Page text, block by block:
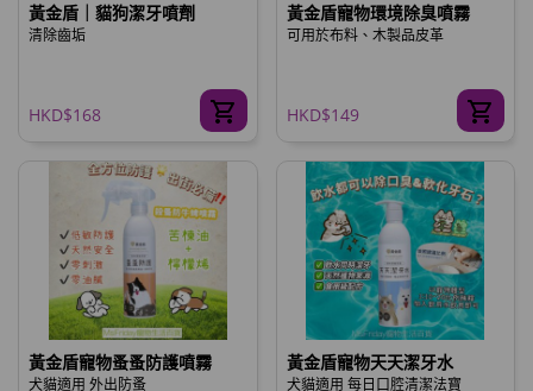
黃金盾｜貓狗潔牙噴劑
清除齒垢
HKD$168
黃金盾寵物環境除臭噴霧
可用於布料、木製品皮革
HKD$149
黃金盾寵物蚤蚤防護噴霧
犬貓適用 外出防蚤
黃金盾寵物天天潔牙水
犬貓適用 每日口腔清潔法寶